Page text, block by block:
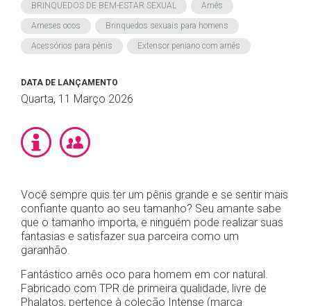
BRINQUEDOS DE BEM-ESTAR SEXUAL
Arnês
Arneses ocos Brinquedos sexuais para homens
Acessórios para pênis Extensor peniano com arnês
DATA DE LANÇAMENTO
Quarta, 11 Março 2026
Você sempre quis ter um pênis grande e se sentir mais
confiante quanto ao seu tamanho? Seu amante sabe
que o tamanho importa, e ninguém pode realizar suas
fantasias e satisfazer sua parceira como um
garanhão.
Fantástico arnês oco para homem em cor natural.
Fabricado com TPR de primeira qualidade, livre de
Phalatos, pertence à coleção Intense (marca